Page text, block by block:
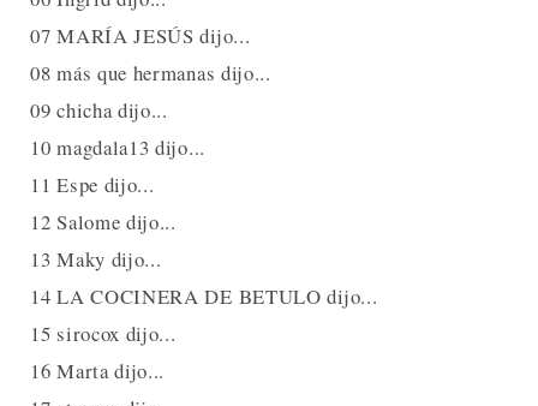
07 MARÍA JESÚS dijo...
08 más que hermanas dijo...
09 chicha dijo...
10 magdala13 dijo...
11 Espe dijo...
12 Salome dijo...
13 Maky dijo...
14 LA COCINERA DE BETULO dijo...
15 sirocox dijo...
16 Marta dijo...